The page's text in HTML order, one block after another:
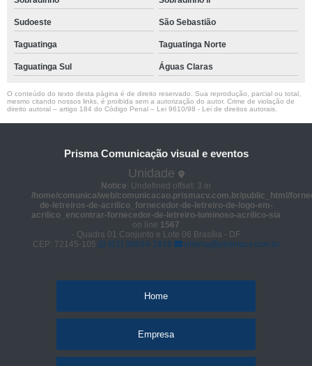
Sudoeste São Sebastião
Taguatinga Taguatinga Norte
Taguatinga Sul Águas Claras
O conteúdo do texto desta página é de direito reservado. Sua reprodução, parcial ou total,
mesmo citando nossos links, é proibida sem a autorização do autor. Crime de violação de
direito autoral – artigo 184 do Código Penal – Lei 9610/98 - Lei de direitos autorais
Prisma Comunicação visual e eventos
Unidade
Notice: Undefined offset: 3 in
/home/comunica/web/comunicacao.prismacv.com.br/public_html/
de-letreiros-de-acrilico_fornecedor-de-letreiro-de-logo-em-
acrilico_encontrar-fornecedor-de-letreiro-luminoso-acrilico-sia
on line 1567
- Quadra 01 Conjunto e Lote 06 Brasília - DF
CEP: 72145-105
(61) 98664-2818 prisma@prismacv.com.br
Home
Empresa